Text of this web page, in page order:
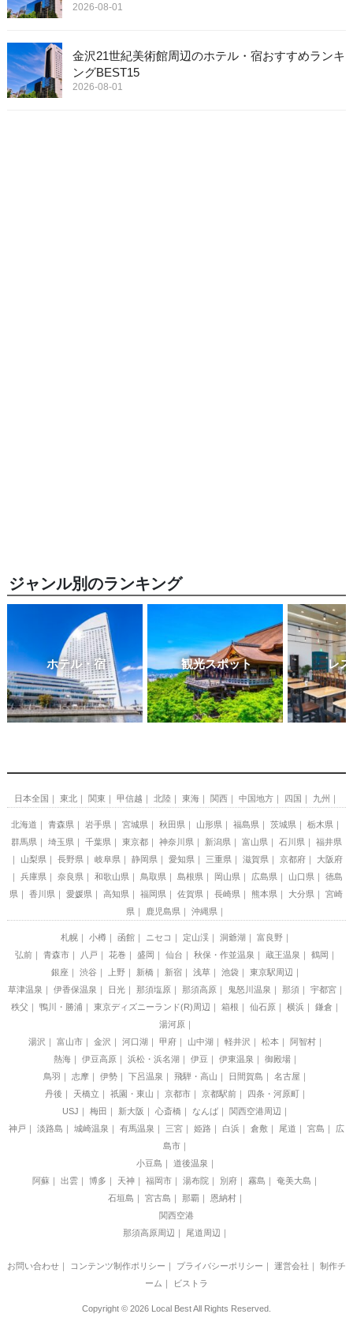
2026-08-01
金沢21世紀美術館周辺のホテル・宿おすすめランキ
ングBEST15
2026-08-01
ジャンル別のランキング
ホテル・宿 観光スポット レ
日本全国 東北 関東 甲信越 北陸 東海 関西 中国地方 四国 九州
北海道 青森県 岩手県 宮城県 秋田県 山形県 福島県 茨城県
栃木県
群馬県
埼玉県 千葉県 東京都 神奈川県 新潟県 富山県 石川県
福井県
山梨県
長野県 岐阜県 静岡県 愛知県 三重県 滋賀県 京都府
大阪府
兵庫県
奈良県 和歌山県 鳥取県 島根県 岡山県 広島県 山口県
徳島
県
香川県 愛媛県 高知県 福岡県 佐賀県 長崎県 熊本県 大分県
宮崎
県
鹿児島県 沖縄県
札幌 小樽 函館 ニセコ 定山渓 洞爺湖
富良野
弘前
青森市 八戸 花巻 盛岡 仙台 秋保・作並温泉 蔵王温泉
鶴岡
銀座
渋谷 上野 新橋 新宿 浅草 池袋
東京駅周辺
草津温泉
伊香保温泉 日光 那須塩原 那須高原 鬼怒川温泉 那須
宇都宮
秩父
鴨川・勝浦 東京ディズニーランド(R)周辺 箱根 仙石原 横浜
鎌倉
湯河原
湯沢
富山市 金沢 河口湖 甲府 山中湖 軽井沢 松本
阿智村
熱海
伊豆高原 浜松・浜名湖 伊豆 伊東温泉
御殿場
鳥羽
志摩 伊勢 下呂温泉 飛騨・高山 日間賀島
名古屋
丹後
天橋立 祇園・東山 京都市 京都駅前
四条・河原町
USJ
梅田 新大阪 心斎橋 なんば
関西空港周辺
神戸
淡路島 城崎温泉 有馬温泉 三宮 姫路 白浜 倉敷 尾道 宮島
広
島市
小豆島
道後温泉
阿蘇
出雲 博多 天神 福岡市 湯布院 別府 霧島
奄美大島
石垣島
宮古島 那覇
恩納村
関西空港
那須高原周辺
尾道周辺
お問い合わせ｜ コンテンツ制作ポリシー ｜ プライバシーポリシー ｜ 運営会社 ｜ 制作チ
ーム ｜ ビストラ
Copyright © 2026 Local Best All Rights Reserved.